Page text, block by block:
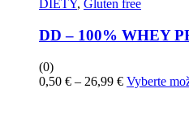
DIÉTY, Gluten free
DD – 100% WHEY
(0)
0,50 € – 26,99 €Price
Vyberte